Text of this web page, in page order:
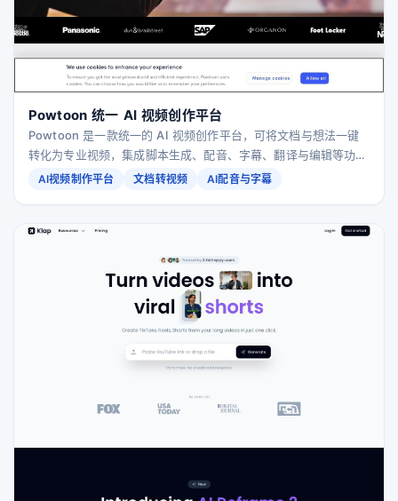
Powtoon 统一 AI 视频创作平台
Powtoon 是一款统一的 AI 视频创作平台，可将文档与想法一键
转化为专业视频，集成脚本生成、配音、字幕、翻译与编辑等功
能，帮助企业高效打造专属品牌视频内容。
AI视频制作平台 文档转视频 AI配音与字幕